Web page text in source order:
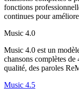
fonctions
continues pour
Music 4.0
Music 4.0 est un
chansons complètes
qualité, des paroles
Music 4.5